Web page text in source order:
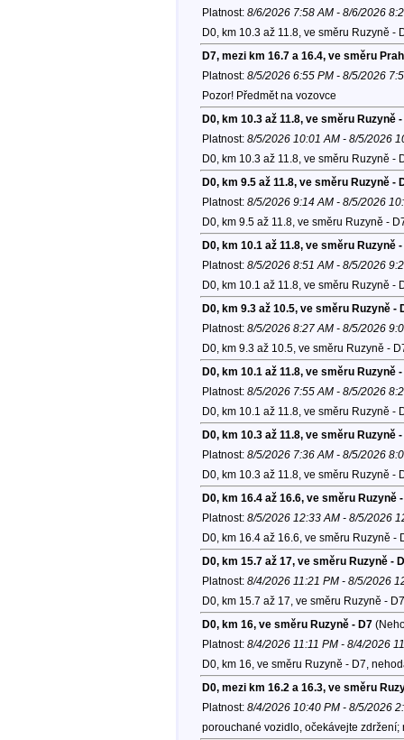
Platnost: 8/6/2026 7:58 AM - 8/6/2026
D0, km 10.3 až 11.8, ve směru Ruzyně -
D7, mezi km 16.7 a 16.4, ve směru
Platnost: 8/5/2026 6:55 PM - 8/5/2026
Pozor! Předmět na vozovce
D0, km 10.3 až 11.8, ve směru Ruzyně -
Platnost: 8/5/2026 10:01 AM - 8/5/2026
D0, km 10.3 až 11.8, ve směru Ruzyně -
D0, km 9.5 až 11.8, ve směru Ruzyně -
Platnost: 8/5/2026 9:14 AM - 8/5/2026
D0, km 9.5 až 11.8, ve směru Ruzyně -
D0, km 10.1 až 11.8, ve směru Ruzyně -
Platnost: 8/5/2026 8:51 AM - 8/5/2026
D0, km 10.1 až 11.8, ve směru Ruzyně -
D0, km 9.3 až 10.5, ve směru Ruzyně -
Platnost: 8/5/2026 8:27 AM - 8/5/2026
D0, km 9.3 až 10.5, ve směru Ruzyně -
D0, km 10.1 až 11.8, ve směru Ruzyně -
Platnost: 8/5/2026 7:55 AM - 8/5/2026
D0, km 10.1 až 11.8, ve směru Ruzyně -
D0, km 10.3 až 11.8, ve směru Ruzyně -
Platnost: 8/5/2026 7:36 AM - 8/5/2026
D0, km 10.3 až 11.8, ve směru Ruzyně -
D0, km 16.4 až 16.6, ve směru Ruzyně
Platnost: 8/5/2026 12:33 AM - 8/5/2026
D0, km 16.4 až 16.6, ve směru Ruzyně -
D0, km 15.7 až 17, ve směru Ruzyně -
Platnost: 8/4/2026 11:21 PM - 8/5/2026
D0, km 15.7 až 17, ve směru Ruzyně -
D0, km 16, ve směru Ruzyně - D7
Platnost: 8/4/2026 11:11 PM - 8/4/2026
D0, km 16, ve směru Ruzyně - D7,
D0, mezi km 16.2 a 16.3, ve směru
Platnost: 8/4/2026 10:40 PM - 8/5/2026
porouchané vozidlo, očekávejte